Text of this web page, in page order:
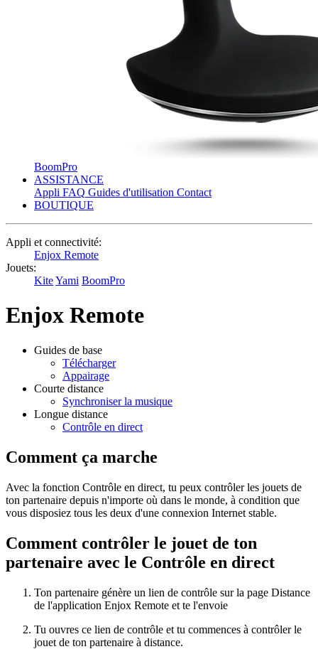
BoomPro
ASSISTANCE
Appli FAQ Guides d'utilisation Contact
BOUTIQUE
Appli et connectivité:
Enjox Remote
Jouets:
KiteYami BoomPro
Enjox Remote
Guides de base
Télécharger
Appairage
Courte distance
Synchroniser la musique
Longue distance
Contrôle en direct
Comment ça marche
Avec la fonction Contrôle en direct, tu peux contrôler les jouets de
ton partenaire depuis n'importe où dans le monde, à condition que
vous disposiez tous les deux d'une connexion Internet stable.
Comment contrôler le jouet de ton
partenaire avec le Contrôle en direct
Ton partenaire génère un lien de contrôle sur la page Distance
de l'application Enjox Remote et te l'envoie
Tu ouvres ce lien de contrôle et tu commences à contrôler le
jouet de ton partenaire à distance.